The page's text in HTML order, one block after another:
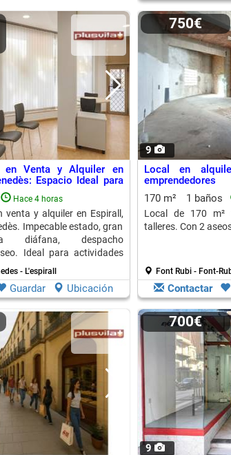
en Venta y Alquiler en
Espacio Ideal para
Hace 4 horas
venta y alquiler en Espirall,
Impecable estado, gran
diáfana, despacho
Ideal para actividades
- L'espirall
Guardar Ubicación
9
750€
Local en
emprendedores
170 m²
1 baños
Local de 170 m²
talleres. Con 2
Font Rubi - Font-
Contactar
9
700€